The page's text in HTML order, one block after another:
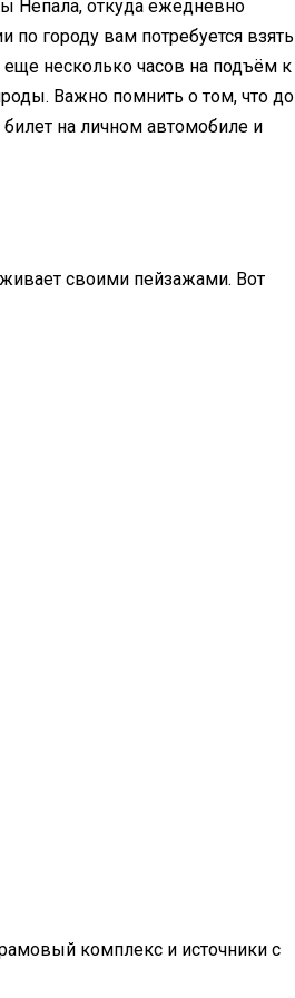
Непала, откуда ежедневно
городу вам потребуется взять
несколько часов на подъём к
Важно помнить о том, что до
на личном автомобиле и
своими пейзажами. Вот
комплекс и источники с